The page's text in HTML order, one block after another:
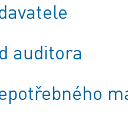
auditora